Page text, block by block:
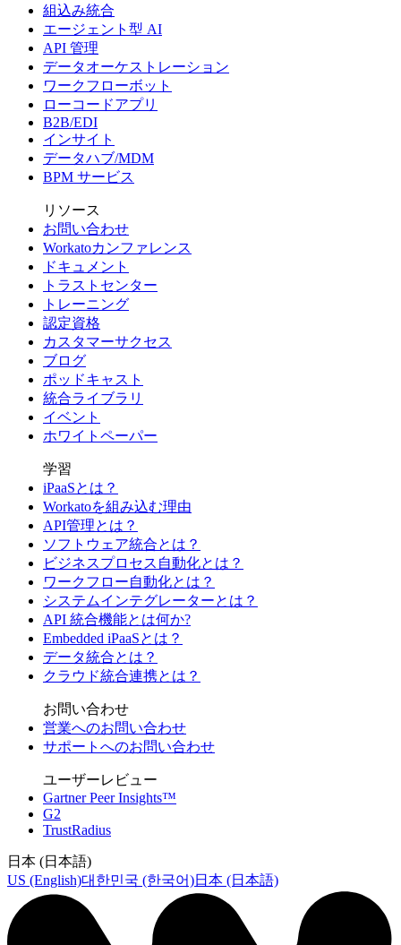
組込み統合
エージェント型 AI
API 管理
データオーケストレーション
ワークフローボット
ローコードアプリ
B2B/EDI
インサイト
データハブ/MDM
BPM サービス
リソース
お問い合わせ
Workatoカンファレンス
ドキュメント
トラストセンター
トレーニング
認定資格
カスタマーサクセス
ブログ
ポッドキャスト
統合ライブラリ
イベント
ホワイトペーパー
学習
iPaaSとは？
Workatoを組み込む理由
API管理とは？
ソフトウェア統合とは？
ビジネスプロセス自動化とは？
ワークフロー自動化とは？
システムインテグレーターとは？
API 統合機能とは何か?
Embedded iPaaSとは？
データ統合とは？
クラウド統合連携とは？
お問い合わせ
営業へのお問い合わせ
サポートへのお問い合わせ
ユーザーレビュー
Gartner Peer Insights™
G2
TrustRadius
日本 (日本語)
US (English)대한민국 (한국어)日本 (日本語)